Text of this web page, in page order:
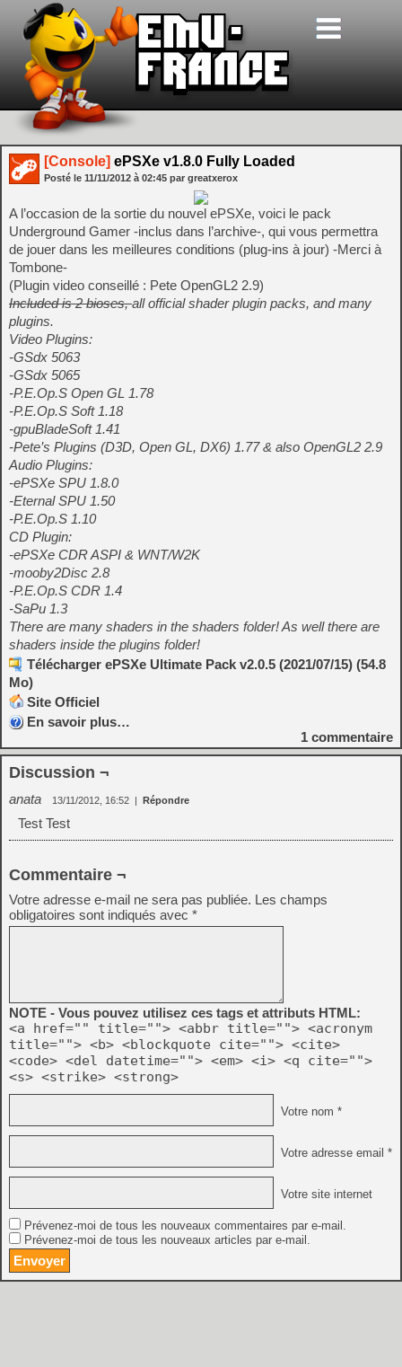
[Console] ePSXe v1.8.0 Fully Loaded
Posté le 11/11/2012 à 02:45 par greatxerox
A l’occasion de la sortie du nouvel ePSXe, voici le pack
Underground Gamer -inclus dans l’archive-, qui vous permettra
de jouer dans les meilleures conditions (plug-ins à jour) -Merci à
Tombone-
(Plugin video conseillé : Pete OpenGL2 2.9)
Included is 2 bioses,all official shader plugin packs, and many
plugins.
Video Plugins:
-GSdx 5063
-GSdx 5065
-P.E.Op.S Open GL 1.78
-P.E.Op.S Soft 1.18
-gpuBladeSoft 1.41
-Pete’s Plugins (D3D, Open GL, DX6) 1.77 & also OpenGL2 2.9
Audio Plugins:
-ePSXe SPU 1.8.0
-Eternal SPU 1.50
-P.E.Op.S 1.10
CD Plugin:
-ePSXe CDR ASPI & WNT/W2K
-mooby2Disc 2.8
-P.E.Op.S CDR 1.4
-SaPu 1.3
There are many shaders in the shaders folder! As well there are
shaders inside the plugins folder!
Télécharger ePSXe Ultimate Pack v2.0.5 (2021/07/15) (54.8
Mo)
Site Officiel
En savoir plus…
1 commentaire
Discussion ¬
anata 13/11/2012, 16:52 | Répondre
Test Test
Commentaire ¬
Votre adresse e-mail ne sera pas publiée. Les champs
obligatoires sont indiqués avec *
NOTE - Vous pouvez utilisez ces tags et attributs HTML:
<a href="" title=""> <abbr title=""> <acronym
title=""> <b> <blockquote cite=""> <cite>
<code> <del datetime=""> <em> <i> <q cite="">
<s> <strike> <strong>
Votre nom *
Votre adresse email *
Votre site internet
Prévenez-moi de tous les nouveaux commentaires par e-mail.
Prévenez-moi de tous les nouveaux articles par e-mail.